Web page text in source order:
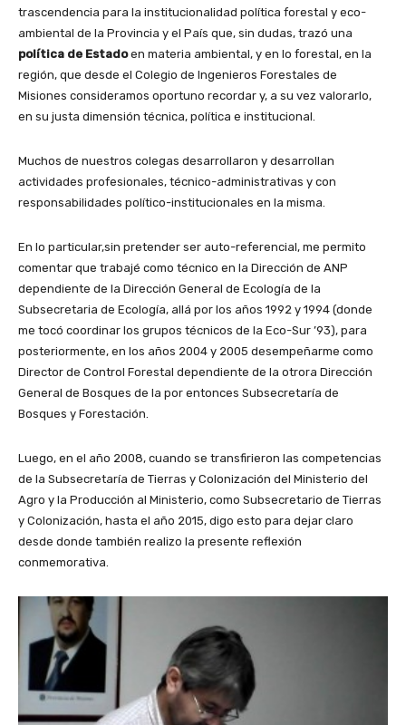
trascendencia para la institucionalidad política forestal y eco-
ambiental de la Provincia y el País que, sin dudas, trazó una
política de Estadoen materia ambiental, y en lo forestal, en la
región, que desde el Colegio de Ingenieros Forestales de
Misiones consideramos oportuno recordar y, a su vez valorarlo,
en su justa dimensión técnica, política e institucional.
Muchos de nuestros colegas desarrollaron y desarrollan
actividades profesionales, técnico-administrativas y con
responsabilidades político-institucionales en la misma.
En lo particular,sin pretender ser auto-referencial, me permito
comentar que trabajé como técnico en la Dirección de ANP
dependiente de la Dirección General de Ecología de la
Subsecretaria de Ecología, allá por los años 1992 y 1994 (donde
me tocó coordinar los grupos técnicos de la Eco-Sur ’93), para
posteriormente, en los años 2004 y 2005 desempeñarme como
Director de Control Forestal dependiente de la otrora Dirección
General de Bosques de la por entonces Subsecretaría de
Bosques y Forestación.
Luego, en el año 2008, cuando se transfirieron las competencias
de la Subsecretaría de Tierras y Colonización del Ministerio del
Agro y la Producción al Ministerio, como Subsecretario de Tierras
y Colonización, hasta el año 2015, digo esto para dejar claro
desde donde también realizo la presente reflexión
conmemorativa.